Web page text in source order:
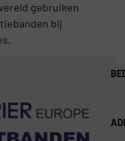
gebruiken
bij